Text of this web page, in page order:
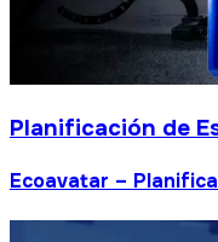
Planificación de
Ecoavatar –